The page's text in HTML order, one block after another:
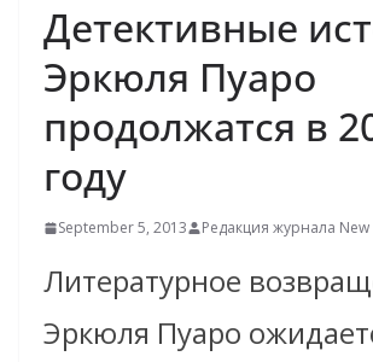
Детективные
Эркюля Пуаро
продолжатся в
году
September 5, 2013 Редакция журнала New
Литературное
Эркюля Пуаро